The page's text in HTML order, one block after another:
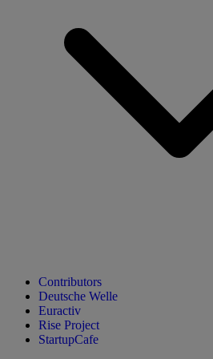
Contributors
Deutsche Welle
Euractiv
Rise Project
StartupCafe